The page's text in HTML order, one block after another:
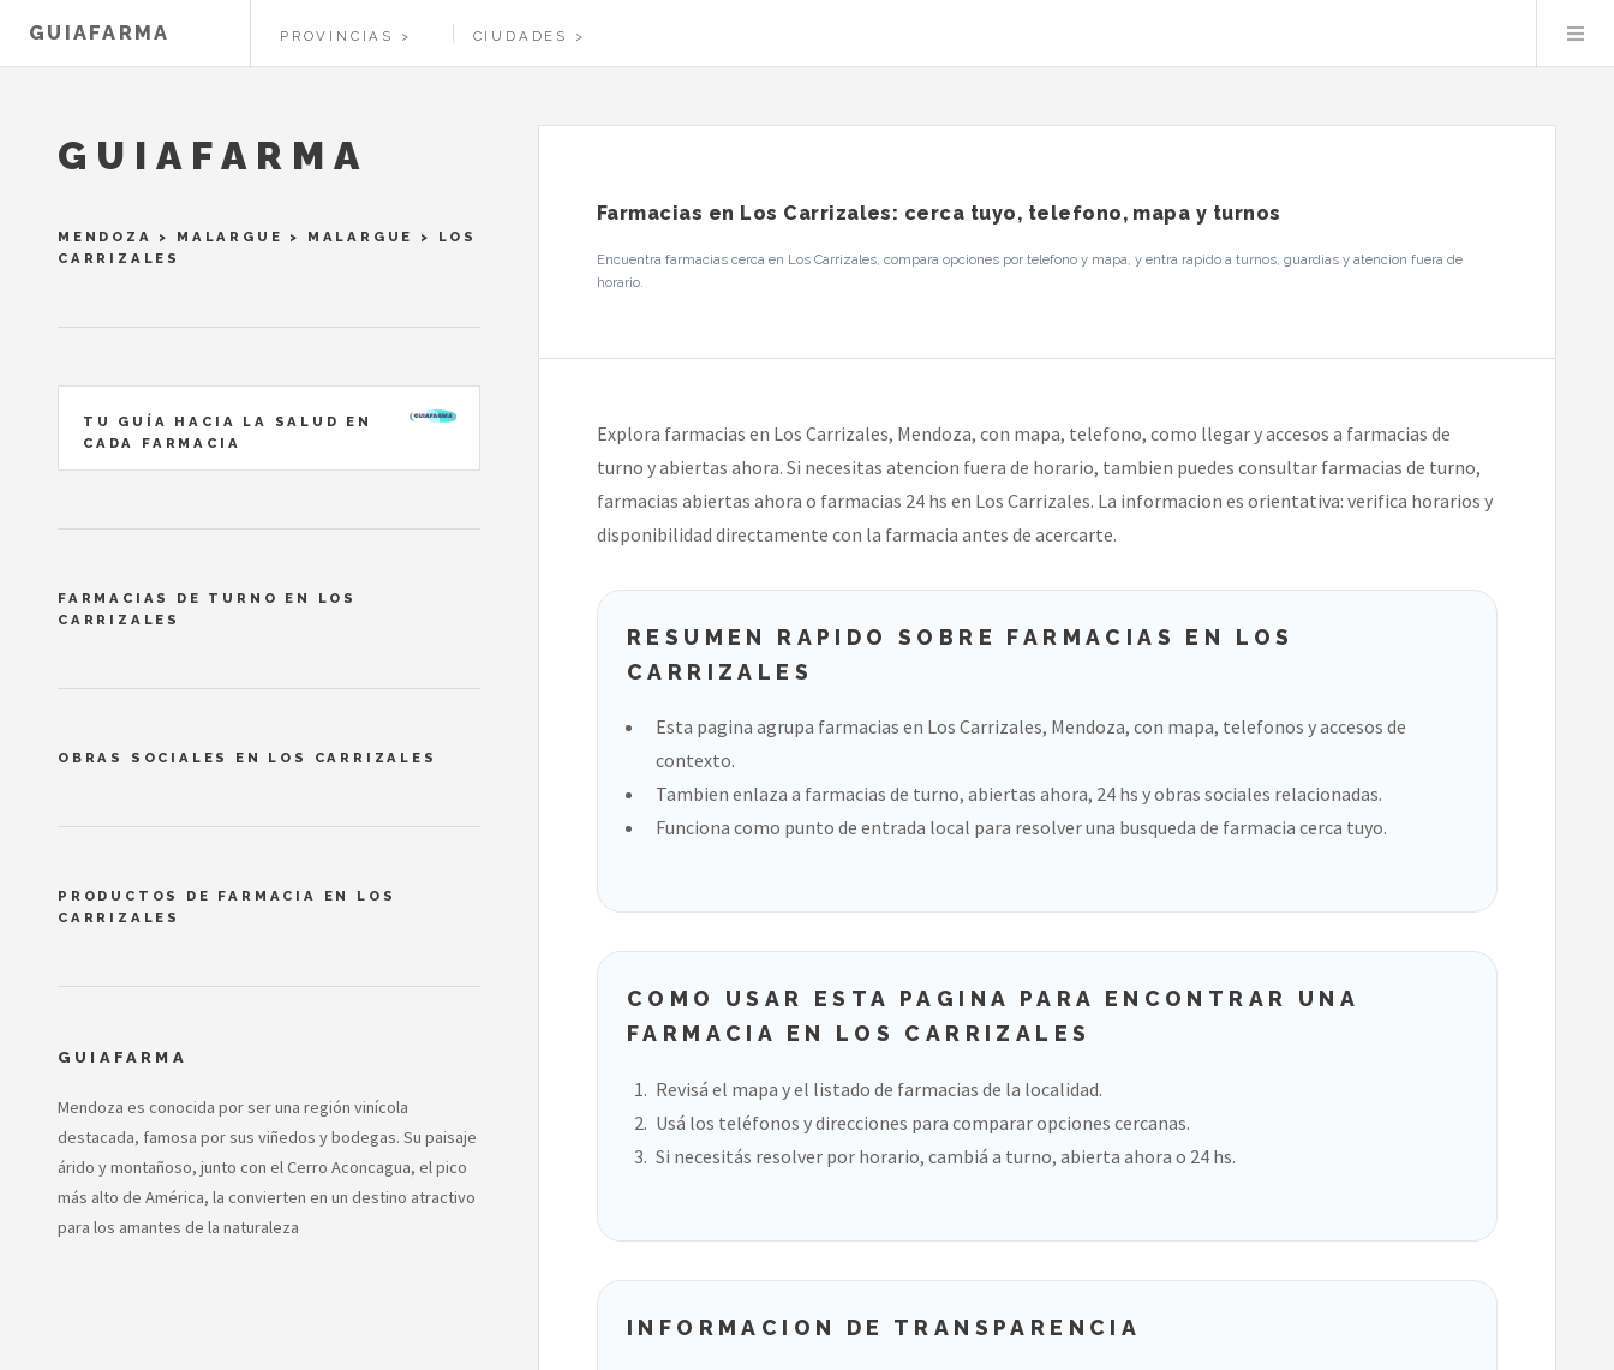
GUIAFARMA PROVINCIAS CIUDADES
Farmacias en Los Carrizales: cerca tuyo, telefono, mapa y turnos
Encuentra farmacias cerca en Los Carrizales, compara opciones por telefono y mapa, y entra rapido a turnos, guardias y atencion fuera de
horario.
Explora farmacias en Los Carrizales, Mendoza, con mapa, telefono, como llegar y accesos a farmacias de
turno y abiertas ahora. Si necesitas atencion fuera de horario, tambien puedes consultar farmacias de turno,
farmacias abiertas ahora o farmacias 24 hs en Los Carrizales. La informacion es orientativa: verifica horarios y
disponibilidad directamente con la farmacia antes de acercarte.
RESUMEN RAPIDO SOBRE FARMACIAS EN LOS
CARRIZALES
Esta pagina agrupa farmacias en Los Carrizales, Mendoza, con mapa, telefonos y accesos de
contexto.
Tambien enlaza a farmacias de turno, abiertas ahora, 24 hs y obras sociales relacionadas.
Funciona como punto de entrada local para resolver una busqueda de farmacia cerca tuyo.
COMO USAR ESTA PAGINA PARA ENCONTRAR UNA
FARMACIA EN LOS CARRIZALES
Revisá el mapa y el listado de farmacias de la localidad.
Usá los teléfonos y direcciones para comparar opciones cercanas.
Si necesitás resolver por horario, cambiá a turno, abierta ahora o 24 hs.
INFORMACION DE TRANSPARENCIA
GUIAFARMA
MENDOZA > MALARGUE > MALARGUE
> LOS
CARRIZALES
TU GUÍA HACIA LA SALUD EN
CADA FARMACIA
FARMACIAS DE TURNO EN LOS
CARRIZALES
OBRAS SOCIALES EN LOS CARRIZALES
PRODUCTOS DE FARMACIA EN LOS
CARRIZALES
GUIAFARMA
Mendoza es conocida por ser una región vinícola
destacada, famosa por sus viñedos y bodegas. Su paisaje
árido y montañoso, junto con el Cerro Aconcagua, el pico
más alto de América, la convierten en un destino atractivo
para los amantes de la naturaleza